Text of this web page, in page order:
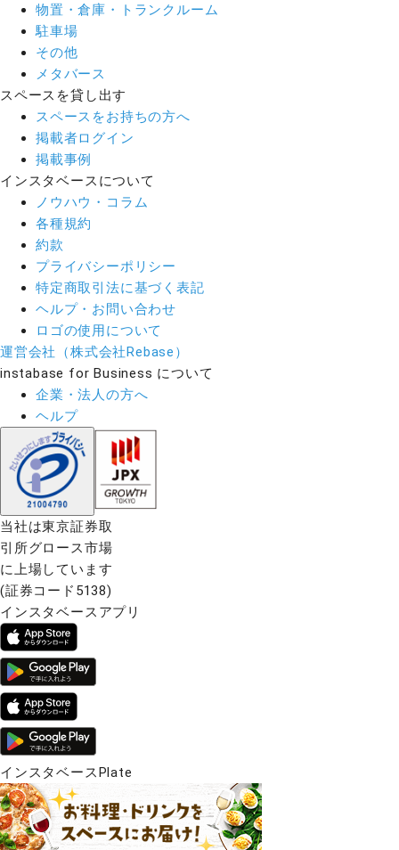
物置・倉庫・トランクルーム
駐車場
その他
メタバース
スペースを貸し出す
スペースをお持ちの方へ
掲載者ログイン
掲載事例
インスタベースについて
ノウハウ・コラム
各種規約
約款
プライバシーポリシー
特定商取引法に基づく表記
ヘルプ・お問い合わせ
ロゴの使用について
運営会社（株式会社Rebase）
instabase for Business について
企業・法人の方へ
ヘルプ
当社は東京証券取
引所グロース市場
に上場しています
(証券コード5138)
インスタベースアプリ
インスタベースPlate